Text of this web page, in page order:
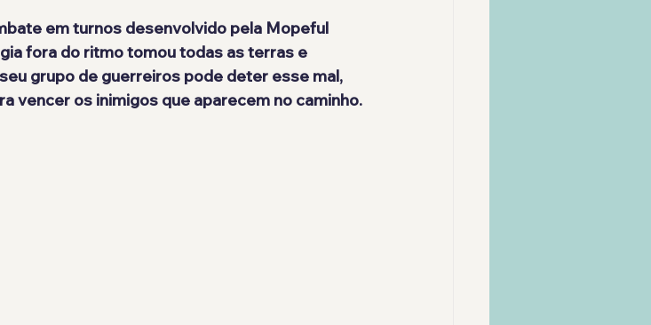
em turnos desenvolvido pela Mopeful
fora do ritmo tomou todas as terras e
grupo de guerreiros pode deter esse mal,
vencer os inimigos que aparecem no caminho.